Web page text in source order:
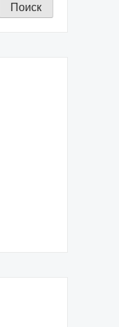
Поиск